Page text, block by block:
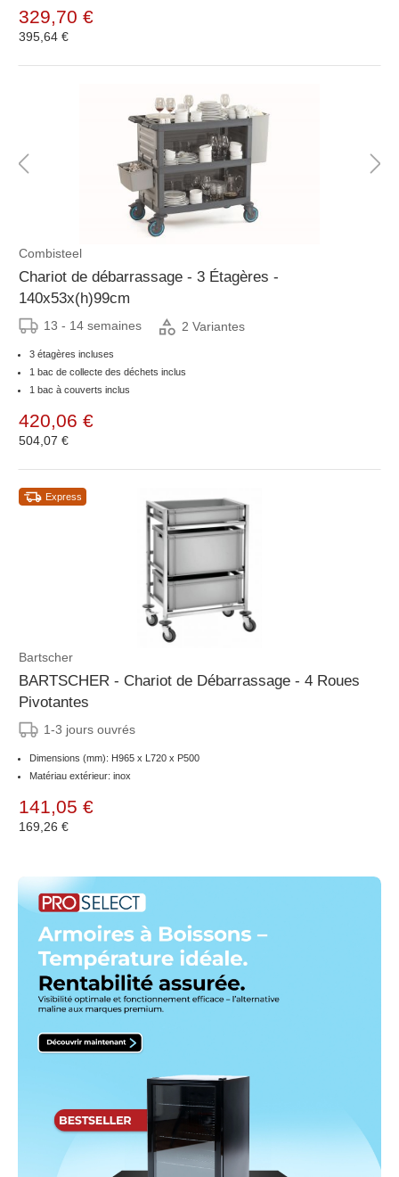
329,70 €
395,64 €
Combisteel
Chariot de débarrassage - 3 Étagères -
140x53x(h)99cm
13 - 14 semaines 2 Variantes
3 étagères incluses
1 bac de collecte des déchets inclus
1 bac à couverts inclus
420,06 €
504,07 €
Express
Bartscher
BARTSCHER - Chariot de Débarrassage - 4 Roues
Pivotantes
1-3 jours ouvrés
Dimensions (mm): H965 x L720 x P500
Matériau extérieur: inox
141,05 €
169,26 €